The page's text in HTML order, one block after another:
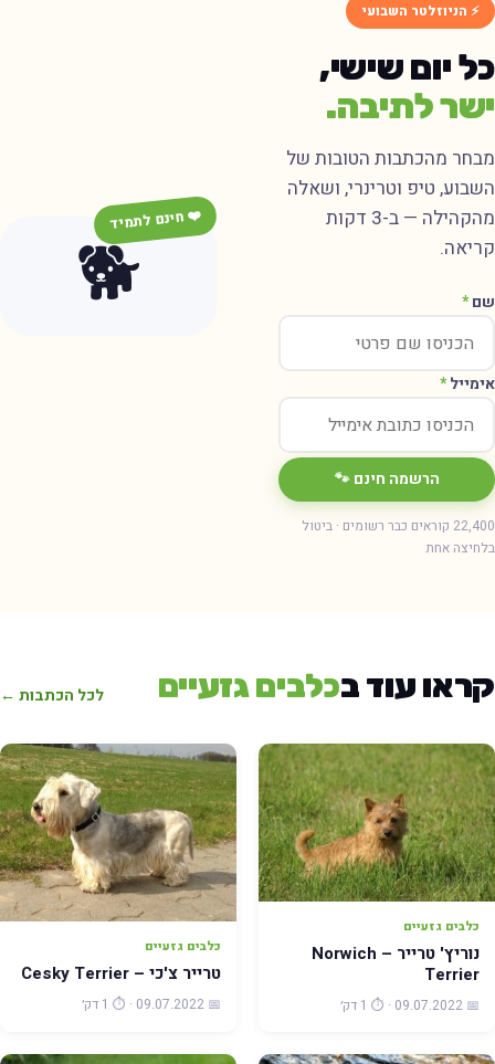
⚡ הניוזלטר השבועי
כל יום שישי,
ישר לתיבה.
מבחר מהכתבות הטובות של
השבוע, טיפ וטרינרי, ושאלה
מהקהילה — ב-3 דקות
קריאה.
שם*
אימייל*
הרשמה חינם 🐾
22,400 קוראים כבר רשומים · ביטול
בלחיצה אחת
🐕
❤️ חינם לתמיד
קראו עוד בכלבים גזעיים לכל הכתבות ←
כלבים גזעיים
נוריץ' טרייר – Norwich
Terrier
📅 09.07.2022 · ⏱️ 1 דק׳
כלבים גזעיים
טרייר צ'כי – Cesky Terrier
📅 09.07.2022 · ⏱️ 1 דק׳